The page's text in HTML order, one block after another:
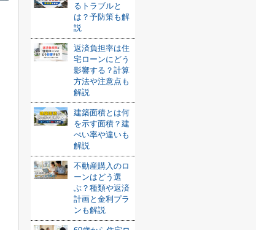
るトラブルと
は？予防策も解
説
返済負担率は住
宅ローンにどう
影響する？計算
方法や注意点も
解説
建築面積とは何
を示す面積？建
ぺい率や違いも
解説
不動産購入のロ
ーンはどう選
ぶ？種類や返済
計画と金利プラ
ンも解説